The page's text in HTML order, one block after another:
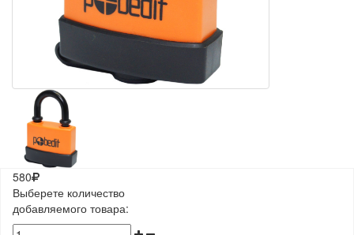
580
Выберете количество
добавляемого товара: